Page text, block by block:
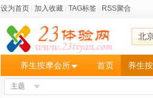
设为首页 加入收藏 TAG标签 RSS聚合
北
养生按摩会所 首页 养生
主题